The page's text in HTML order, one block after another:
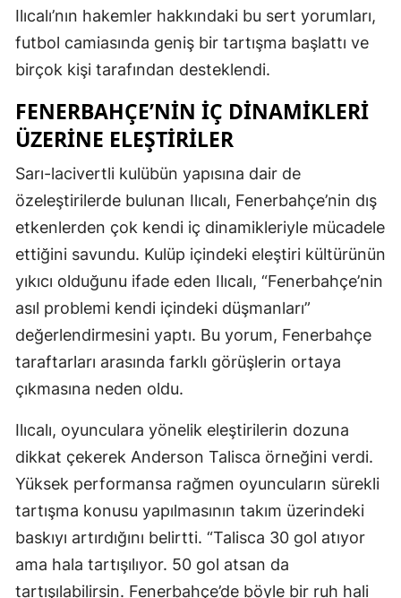
Mardin
Muş
Niğde
Ordu
Rize
Samsun
Sivas
Tekirdağ
Tokat
Ilıcalı’nın hakemler hakkındaki bu sert yorumları,
futbol camiasında geniş bir tartışma başlattı ve
birçok kişi tarafından desteklendi.
FENERBAHÇE’NIN İÇ DINAMIKLERI
ÜZERINE ELEŞTIRILER
Sarı-lacivertli kulübün yapısına dair de
özeleştirilerde bulunan Ilıcalı, Fenerbahçe’nin dış
etkenlerden çok kendi iç dinamikleriyle mücadele
ettiğini savundu. Kulüp içindeki eleştiri kültürünün
yıkıcı olduğunu ifade eden Ilıcalı, “Fenerbahçe’nin
asıl problemi kendi içindeki düşmanları”
değerlendirmesini yaptı. Bu yorum, Fenerbahçe
taraftarları arasında farklı görüşlerin ortaya
çıkmasına neden oldu.
Ilıcalı, oyunculara yönelik eleştirilerin dozuna
dikkat çekerek Anderson Talisca örneğini verdi.
Yüksek performansa rağmen oyuncuların sürekli
tartışma konusu yapılmasının takım üzerindeki
baskıyı artırdığını belirtti. “Talisca 30 gol atıyor
ama hala tartışılıyor. 50 gol atsan da
tartışılabilirsin. Fenerbahçe’de böyle bir ruh hali